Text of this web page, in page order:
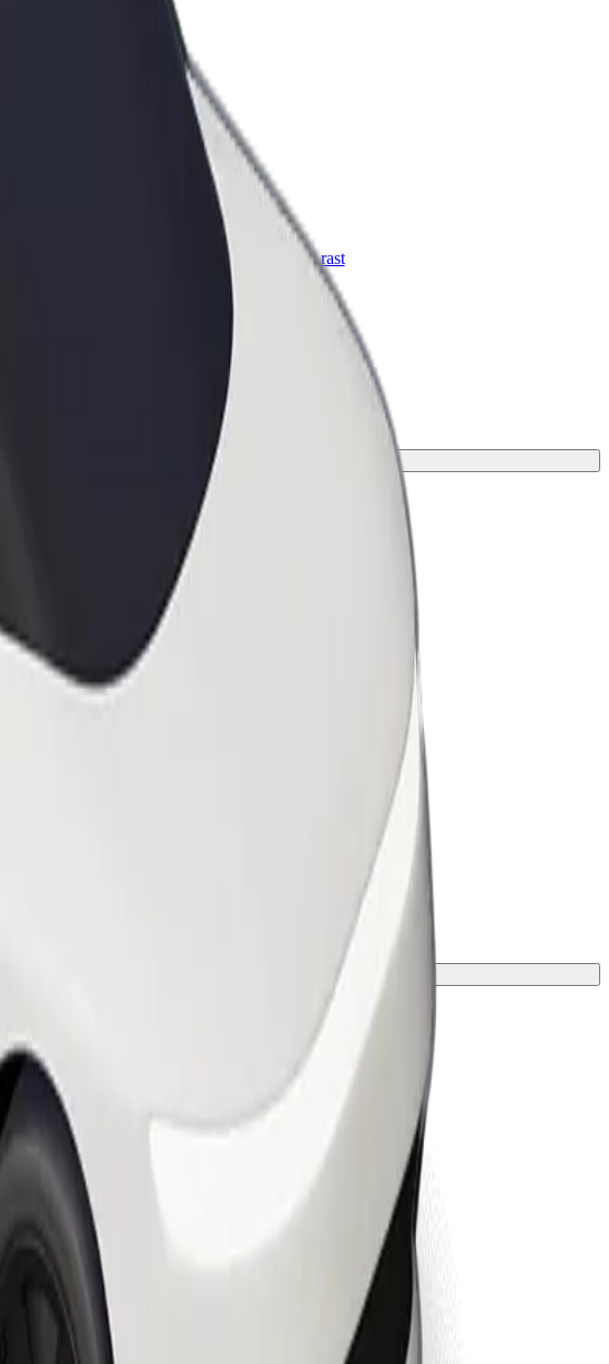
Bolt za podjetja
Boltovi izdelki in storitve za rast
tvojega podjetja
popolno za svojo pot.